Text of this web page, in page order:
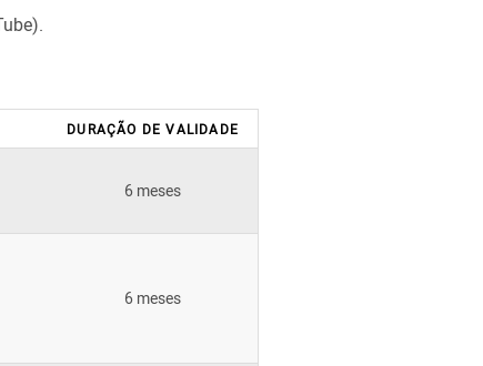
DURAÇÃO DE VALIDADE
6 meses
6 meses